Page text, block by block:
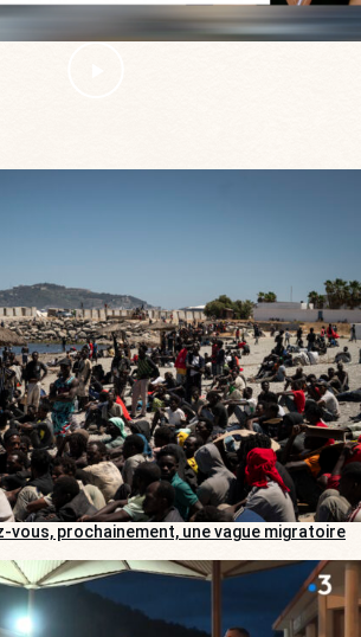
vous, prochainement, une vague migratoire